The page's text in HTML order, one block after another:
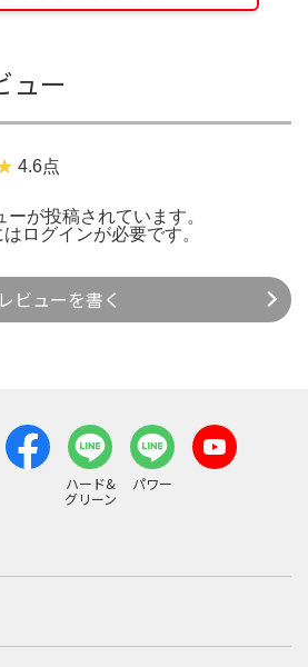
ュー
4.6点
が投稿されています。
は ログインが必要です。
レビューを書く
ハード&
グリーン
パワー